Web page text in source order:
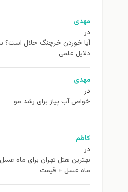
مهدی
در
آیا خوردن خرچنگ حلال است؟
دلایل علمی
مهدی
در
خواص آب پیاز برای رشد مو
کاظم
در
ماه عسل + قیمت